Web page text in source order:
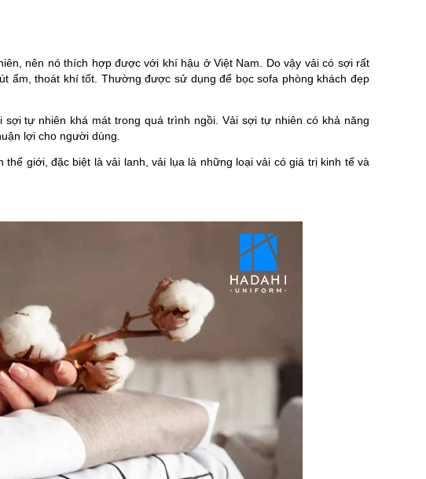
HỒ CHÍ MINH ĐỂ
NĂM!
phục chuyên
Xử lý đơn hàng
XU HƯỚNG NHỮNG MẪU ÁO ĐỒNG PHỤC
ĐƯỢC ƯA CHUỘNG TẠI HADAHI 2026
Cập nhật các mẫu áo đồng phục được ưa
chuộng tại Hadahi 2026 dành cho công ty, hội
nhóm, sự kiện. [...]
nên nó thích hợp được với khí hậu ở Việt Nam. Do vậy vải có sợi rất
ẩm, thoát khí tốt. Thường được sử dụng để bọc sofa phòng khách đẹp
tự nhiên khá mát trong quá trình ngồi. Vải sợi tự nhiên có khả năng
lợi cho người dùng.
giới, đặc biệt là vải lanh, vải lụa là những loại vải có giá trị kinh tế và